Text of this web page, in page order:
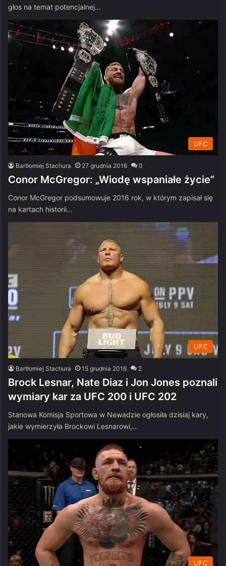
głos na temat potencjalnej…
UFC
Bartłomiej Stachura 27 grudnia 2016 0
Conor McGregor: „Wiodę wspaniałe życie”
Conor McGregor podsumowuje 2016 rok, w którym zapisał się
na kartach historii…
UFC
Bartłomiej Stachura 15 grudnia 2016 2
Brock Lesnar, Nate Diaz i Jon Jones poznali
wymiary kar za UFC 200 i UFC 202
Stanowa Komisja Sportowa w Newadzie ogłosiła dzisiaj kary,
jakie wymierzyła Brockowi Lesnarowi,…
UFC